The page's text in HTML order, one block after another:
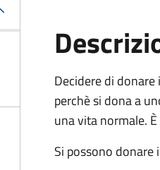
Decidere di
perchè si dona a
una vita normale.
Si possono donare